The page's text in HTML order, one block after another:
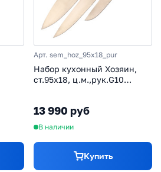
Арт. sem_hoz_95x18_pur
Набор кухонный Хозяин,
ст.95х18, ц.м.,рук.G10
13 990 руб
В наличии
Купить